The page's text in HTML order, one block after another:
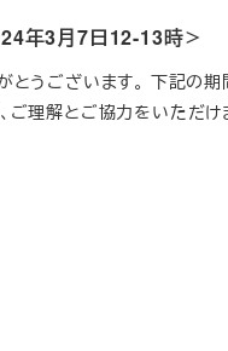
年3月7日12-13時＞
うございます。 下記の
ご理解とご協力をいただ